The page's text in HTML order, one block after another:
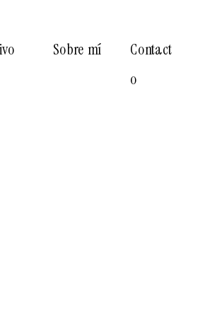
Sobre mí
Contact
o